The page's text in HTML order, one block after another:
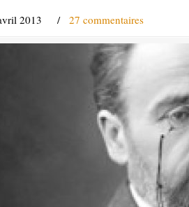
2013 / 27 commentaires